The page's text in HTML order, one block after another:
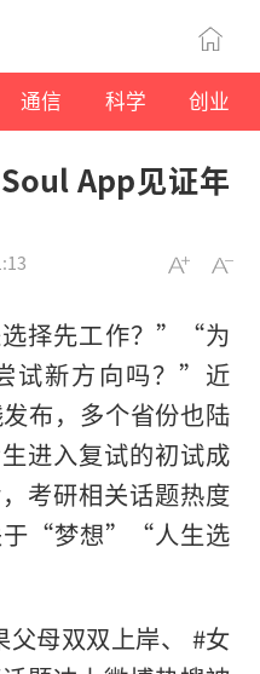
通信 科学 创业
App见证年
选择先工作？”“为
试新方向吗？”近
布，多个省份也陆
进入复试的初试成
考研相关话题热度
于“梦想”“人生选
父母双双上岸、 #女